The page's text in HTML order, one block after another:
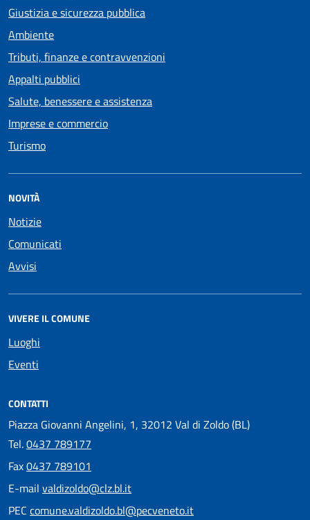
Giustizia e sicurezza pubblica
Ambiente
Tributi, finanze e contravvenzioni
Appalti pubblici
Salute, benessere e assistenza
Imprese e commercio
Turismo
NOVITÀ
Notizie
Comunicati
Avvisi
VIVERE IL COMUNE
Luoghi
Eventi
CONTATTI
Piazza Giovanni Angelini, 1, 32012 Val di Zoldo (BL)
Tel.0437 789177
Fax0437 789101
E-mail valdizoldo@clz.bl.it
PEC comune.valdizoldo.bl@pecveneto.it